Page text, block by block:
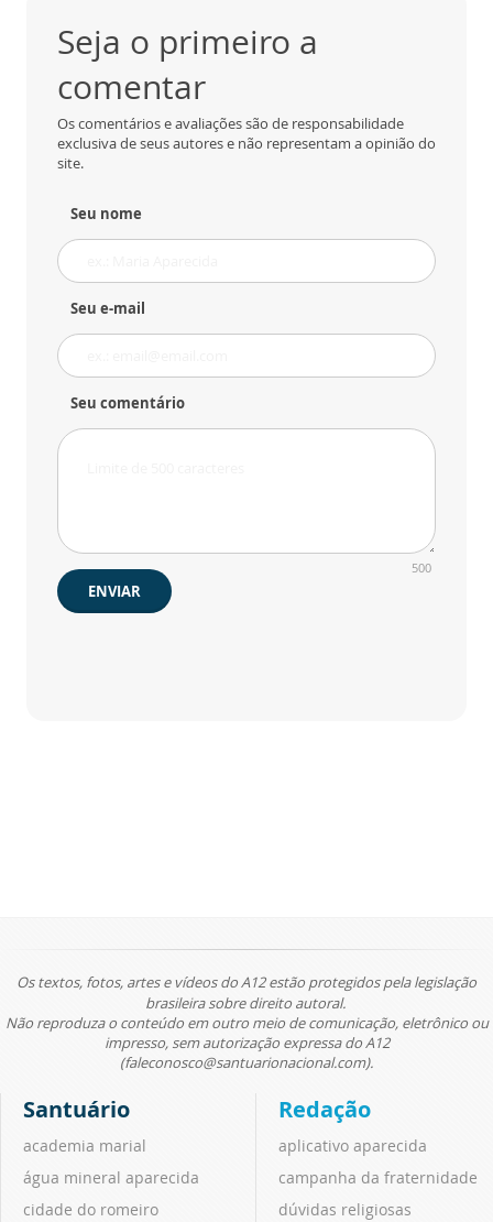
Seja o primeiro a
comentar
Os comentários e avaliações são de responsabilidade
exclusiva de seus autores e não representam a opinião do
site.
Seu nome
Seu e-mail
Seu comentário
500
ENVIAR
Os textos, fotos, artes e vídeos do A12 estão protegidos pela legislação
brasileira sobre direito autoral.
Não reproduza o conteúdo em outro meio de comunicação, eletrônico ou
impresso, sem autorização expressa do A12
(faleconosco@santuarionacional.com).
Santuário
academia marial
água mineral aparecida
cidade do romeiro
Redação
aplicativo aparecida
campanha da fraternidade
dúvidas religiosas